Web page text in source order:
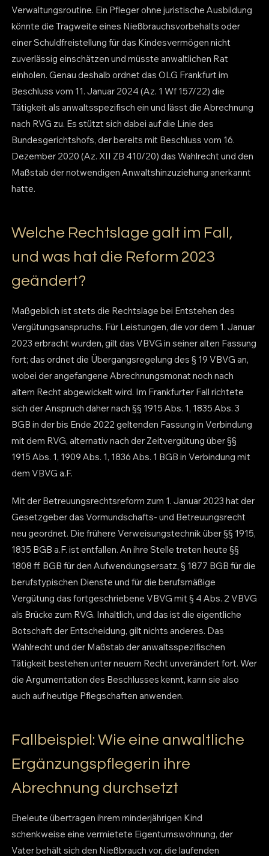
Verwaltungsroutine. Ein Pfleger ohne juristische Ausbildung
könnte die Tragweite eines Nießbrauchsvorbehalts oder
einer Schuldfreistellung für das Kindesvermögen nicht
zuverlässig einschätzen und müsste anwaltlichen Rat
einholen. Genau deshalb ordnet das OLG Frankfurt im
Beschluss vom 11. Januar 2024 (Az. 1 Wf 157/22) die
Tätigkeit als anwaltsspezifisch ein und lässt die Abrechnung
nach RVG zu. Es stützt sich dabei auf die Linie des
Bundesgerichtshofs, der bereits mit Beschluss vom 16.
Dezember 2020 (Az. XII ZB 410/20) das Wahlrecht und den
Maßstab der notwendigen Anwaltshinzuziehung anerkannt
hatte.
Welche Rechtslage galt im Fall,
und was hat die Reform 2023
geändert?
Maßgeblich ist stets die Rechtslage bei Entstehen des
Vergütungsanspruchs. Für Leistungen, die vor dem 1. Januar
2023 erbracht wurden, gilt das VBVG in seiner alten Fassung
fort; das ordnet die Übergangsregelung des § 19 VBVG an,
wobei der angefangene Abrechnungsmonat noch nach
altem Recht abgewickelt wird. Im Frankfurter Fall richtete
sich der Anspruch daher nach §§ 1915 Abs. 1, 1835 Abs. 3
BGB in der bis Ende 2022 geltenden Fassung in Verbindung
mit dem RVG, alternativ nach der Zeitvergütung über §§
1915 Abs. 1, 1909 Abs. 1, 1836 Abs. 1 BGB in Verbindung mit
dem VBVG a.F.
Mit der Betreuungsrechtsreform zum 1. Januar 2023 hat der
Gesetzgeber das Vormundschafts- und Betreuungsrecht
neu geordnet. Die frühere Verweisungstechnik über §§ 1915,
1835 BGB a.F. ist entfallen. An ihre Stelle treten heute §§
1808 ff. BGB für den Aufwendungsersatz, § 1877 BGB für die
berufstypischen Dienste und für die berufsmäßige
Vergütung das fortgeschriebene VBVG mit § 4 Abs. 2 VBVG
als Brücke zum RVG. Inhaltlich, und das ist die eigentliche
Botschaft der Entscheidung, gilt nichts anderes. Das
Wahlrecht und der Maßstab der anwaltsspezifischen
Tätigkeit bestehen unter neuem Recht unverändert fort. Wer
die Argumentation des Beschlusses kennt, kann sie also
auch auf heutige Pflegschaften anwenden.
Fallbeispiel: Wie eine anwaltliche
Ergänzungspflegerin ihre
Abrechnung durchsetzt
Eheleute übertragen ihrem minderjährigen Kind
schenkweise eine vermietete Eigentumswohnung, der
Vater behält sich den Nießbrauch vor, die laufenden